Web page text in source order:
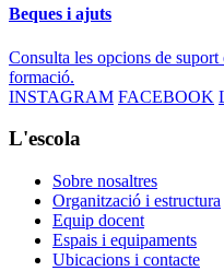
Beques i ajuts
Consulta les opcions de
formació.
INSTAGRAM FACEBOOK
L'escola
Sobre nosaltres
Organització i estructura
Equip docent
Espais i equipaments
Ubicacions i contacte